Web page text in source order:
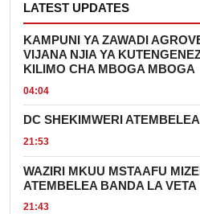
LATEST UPDATES
KAMPUNI YA ZAWADI
VIJANA NJIA YA
KILIMO CHA MBOGA MBOGA
04:04
DC SHEKIMWERI
21:53
WAZIRI MKUU MSTAAFU
ATEMBELEA BANDA LA VETA
21:43